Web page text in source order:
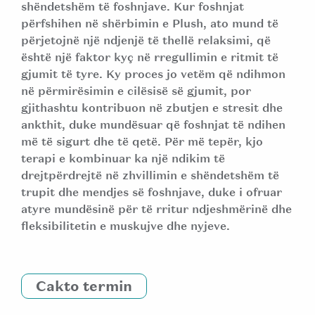
shëndetshëm të foshnjave. Kur foshnjat
përfshihen në shërbimin e Plush, ato mund të
përjetojnë një ndjenjë të thellë relaksimi, që
është një faktor kyç në rregullimin e ritmit të
gjumit të tyre. Ky proces jo vetëm që ndihmon
në përmirësimin e cilësisë së gjumit, por
gjithashtu kontribuon në zbutjen e stresit dhe
ankthit, duke mundësuar që foshnjat të ndihen
më të sigurt dhe të qetë. Për më tepër, kjo
terapi e kombinuar ka një ndikim të
drejtpërdrejtë në zhvillimin e shëndetshëm të
trupit dhe mendjes së foshnjave, duke i ofruar
atyre mundësinë për të rritur ndjeshmërinë dhe
fleksibilitetin e muskujve dhe nyjeve.
Cakto termin